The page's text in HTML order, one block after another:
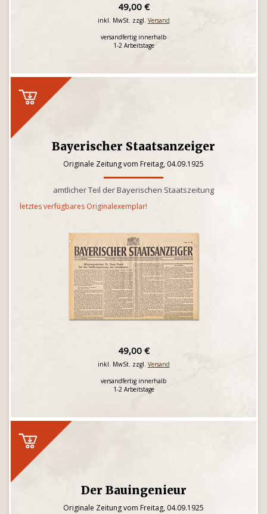
49,00 €
inkl. MwSt. zzgl. Versand
versandfertig innerhalb
1-2 Arbeitstage
Bayerischer Staatsanzeiger
Originale Zeitung vom Freitag, 04.09.1925
amtlicher Teil der Bayerischen Staatszeitung
letztes verfügbares Originalexemplar!
49,00 €
inkl. MwSt. zzgl. Versand
versandfertig innerhalb
1-2 Arbeitstage
Der Bauingenieur
Originale Zeitung vom Freitag, 04.09.1925